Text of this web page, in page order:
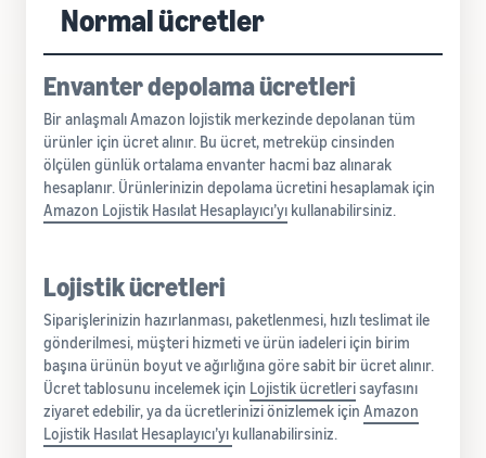
Normal ücretler
Envanter depolama ücretleri
Bir anlaşmalı Amazon lojistik merkezinde depolanan tüm
ürünler için ücret alınır. Bu ücret, metreküp cinsinden
ölçülen günlük ortalama envanter hacmi baz alınarak
hesaplanır. Ürünlerinizin depolama ücretini hesaplamak için
Amazon Lojistik Hasılat Hesaplayıcı’yı kullanabilirsiniz.
Lojistik ücretleri
Siparişlerinizin hazırlanması, paketlenmesi, hızlı teslimat ile
gönderilmesi, müşteri hizmeti ve ürün iadeleri için birim
başına ürünün boyut ve ağırlığına göre sabit bir ücret alınır.
Ücret tablosunu incelemek için Lojistik ücretlerisayfasını
ziyaret edebilir, ya da ücretlerinizi önizlemek için Amazon
Lojistik Hasılat Hesaplayıcı’yı kullanabilirsiniz.